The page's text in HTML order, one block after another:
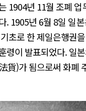
1904년 11월 조폐 업
. 1905년 6월 8일 일
초로 한 제일은행권
령이 발표되었다. 일
貨)가 됨으로써 화폐